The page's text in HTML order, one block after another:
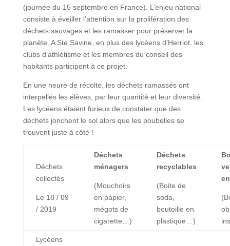
(journée du 15 septembre en France). L’enjeu national
consiste à éveiller l’attention sur la prolifération des
déchets sauvages et les ramasser pour préserver la
planète. A Ste Savine, en plus des lycéens d’Herriot, les
clubs d’athlétisme et les membres du conseil des
habitants participent à ce projet.
En une heure de récolte, les déchets ramassés ont
interpellés les élèves, par leur quantité et leur diversité.
Les lycéens étaient furieux de constater que des
déchets jonchent le sol alors que les poubelles se
trouvent juste à côté !
Déchets
collectés
Le 18 / 09
/ 2019
Déchets
ménagers
(Mouchoirs
en papier,
mégots de
cigarette…)
Déchets
recyclables
(Boite de
soda,
bouteille en
plastique…)
Lycéens